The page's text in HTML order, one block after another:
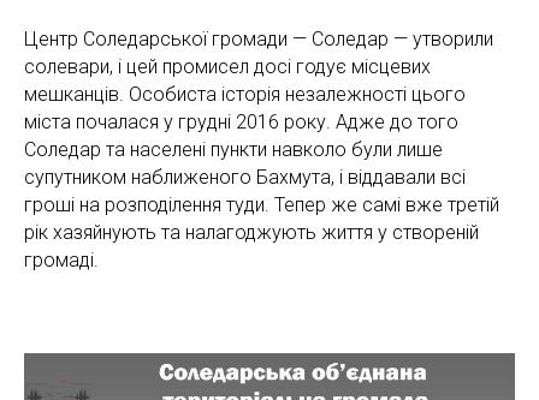
Центр Соледарської громади — Соледар — утворили
солевари, і цей промисел досі годує місцевих
мешканців. Особиста історія незалежності цього
міста почалася у грудні 2016 року. Адже до того
Соледар та населені пункти навколо були лише
супутником наближеного Бахмута, і віддавали всі
гроші на розподілення туди. Тепер же самі вже третій
рік хазяйнують та налагоджують життя у створеній
громаді.